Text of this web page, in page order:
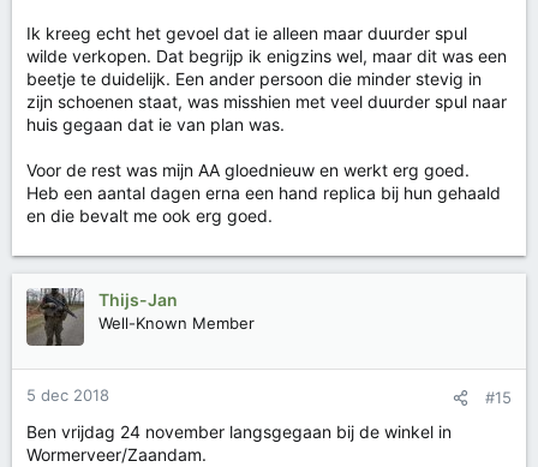
Ik kreeg echt het gevoel dat ie alleen maar duurder spul
wilde verkopen. Dat begrijp ik enigzins wel, maar dit was een
beetje te duidelijk. Een ander persoon die minder stevig in
zijn schoenen staat, was misshien met veel duurder spul naar
huis gegaan dat ie van plan was.
Voor de rest was mijn AA gloednieuw en werkt erg goed.
Heb een aantal dagen erna een hand replica bij hun gehaald
en die bevalt me ook erg goed.
Thijs-Jan
Well-Known Member
5 dec 2018 #15
Ben vrijdag 24 november langsgegaan bij de winkel in
Wormerveer/Zaandam.